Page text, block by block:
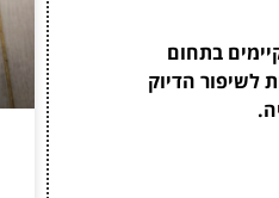
בתחום
לשיפור הדיוק